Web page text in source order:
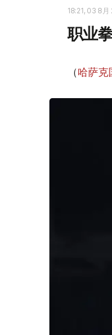
18:21, 03 8月
职业
（哈萨克